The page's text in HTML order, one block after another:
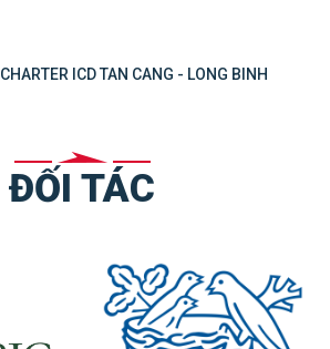
CHARTER ICD TAN CANG - LONG BINH
ĐỐI TÁC